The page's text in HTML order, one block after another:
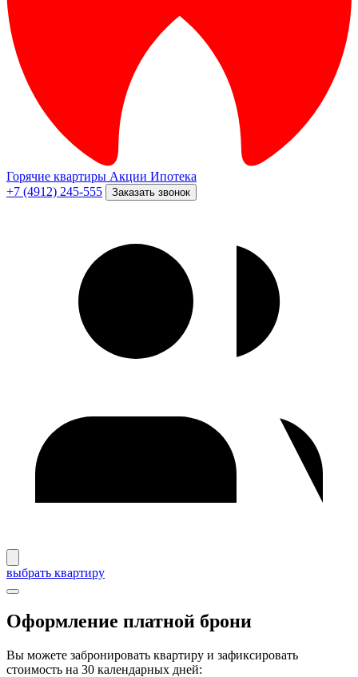
Горячие квартиры Акции Ипотека
+7 (4912) 245-555
Заказать звонок
выбрать квартиру
Оформление платной брони
Вы можете забронировать квартиру и зафиксировать
стоимость на 30 календарных дней: